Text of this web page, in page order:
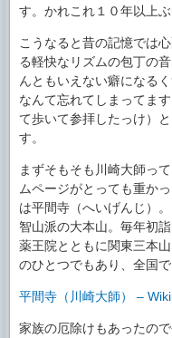
す。かれこれ１０年以上ぶ
こうなると昔の記憶では
る軽快なリズムの包丁の
んともいえない癖になる
なんて忘れてしまってま
て歩いて参拝したっけ）
す。
まずそもそも川崎大師っ
ムページがとっても重か
は平間寺（へいげんじ）
智山派の大本山。毎年初
薬王院とともに関東三本
のひとつでもあり、全国
平間寺（川崎大師） –
家族の厄除けもあったの